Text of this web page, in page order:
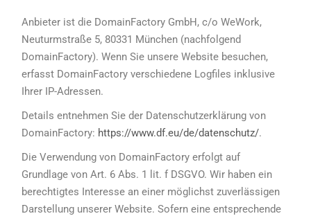
Anbieter ist die DomainFactory GmbH, c/o WeWork,
Neuturmstraße 5, 80331 München (nachfolgend
DomainFactory). Wenn Sie unsere Website besuchen,
erfasst DomainFactory verschiedene Logfiles inklusive
Ihrer IP-Adressen.
Details entnehmen Sie der Datenschutzerklärung von
DomainFactory: https://www.df.eu/de/datenschutz/.
Die Verwendung von DomainFactory erfolgt auf
Grundlage von Art. 6 Abs. 1 lit. f DSGVO. Wir haben ein
berechtigtes Interesse an einer möglichst zuverlässigen
Darstellung unserer Website. Sofern eine entsprechende